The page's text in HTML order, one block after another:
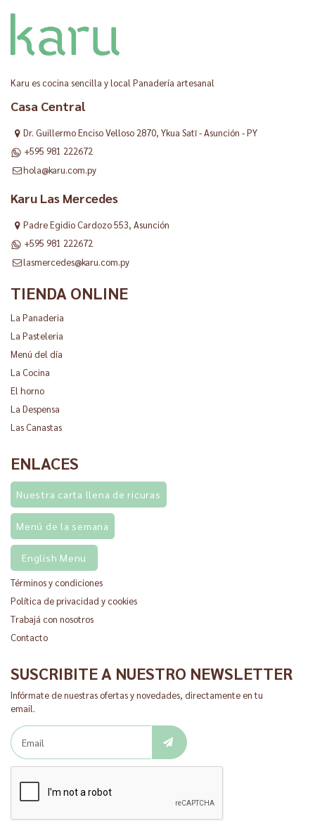
Karu es cocina sencilla y local Panadería artesanal
Casa Central
Dr. Guillermo Enciso Velloso 2870, Ykua Satĩ - Asunción - PY
+595 981 222672
hola@karu.com.py
Karu Las Mercedes
Padre Egidio Cardozo 553, Asunción
+595 981 222672
lasmercedes@karu.com.py
TIENDA ONLINE
La Panaderia
La Pasteleria
Menú del día
La Cocina
El horno
La Despensa
Las Canastas
ENLACES
Nuestra carta llena de ricuras
Menú de la semana
English Menu
Términos y condiciones
Política de privacidad y cookies
Trabajá con nosotros
Contacto
SUSCRIBITE A NUESTRO NEWSLETTER
Infórmate de nuestras ofertas y novedades, directamente en tu
email.